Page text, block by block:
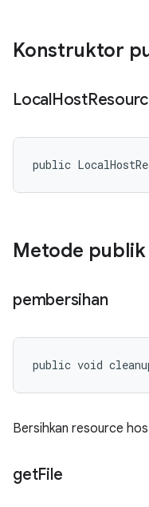
Konstruktor
LocalHost
public
Metode publik
pembersihan
public void
Bersihkan resource
getFile